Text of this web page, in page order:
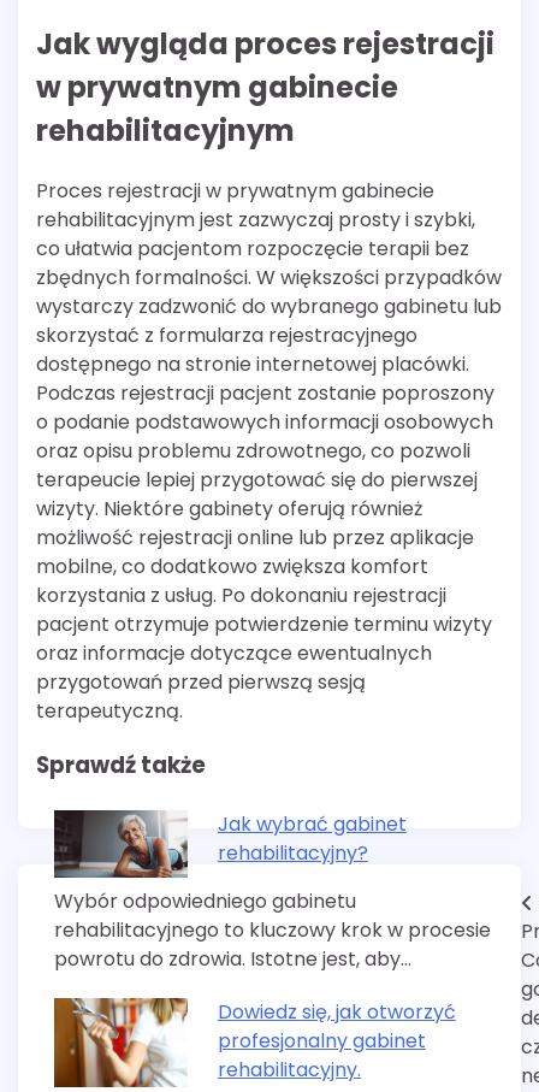
Jak wygląda proces rejestracji
w prywatnym gabinecie
rehabilitacyjnym
Proces rejestracji w prywatnym gabinecie
rehabilitacyjnym jest zazwyczaj prosty i szybki,
co ułatwia pacjentom rozpoczęcie terapii bez
zbędnych formalności. W większości przypadków
wystarczy zadzwonić do wybranego gabinetu lub
skorzystać z formularza rejestracyjnego
dostępnego na stronie internetowej placówki.
Podczas rejestracji pacjent zostanie poproszony
o podanie podstawowych informacji osobowych
oraz opisu problemu zdrowotnego, co pozwoli
terapeucie lepiej przygotować się do pierwszej
wizyty. Niektóre gabinety oferują również
możliwość rejestracji online lub przez aplikacje
mobilne, co dodatkowo zwiększa komfort
korzystania z usług. Po dokonaniu rejestracji
pacjent otrzymuje potwierdzenie terminu wizyty
oraz informacje dotyczące ewentualnych
przygotowań przed pierwszą sesją
terapeutyczną.
Sprawdź także
Jak wybrać gabinet
rehabilitacyjny?
Wybór odpowiedniego gabinetu
rehabilitacyjnego to kluczowy krok w procesie
powrotu do zdrowia. Istotne jest, aby…
Dowiedz się, jak otworzyć
profesjonalny gabinet
rehabilitacyjny.
Nawigacja
wpisu